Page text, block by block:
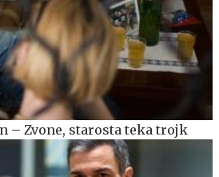
– Zvone, starosta teka trojk